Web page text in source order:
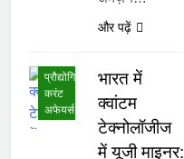
और पढ़ें
प्रौद्योगिकी
करंट
अफेयर्स
भारत में
क्वांटम
टेक्नोलॉजीज
में यूजी माइनर: